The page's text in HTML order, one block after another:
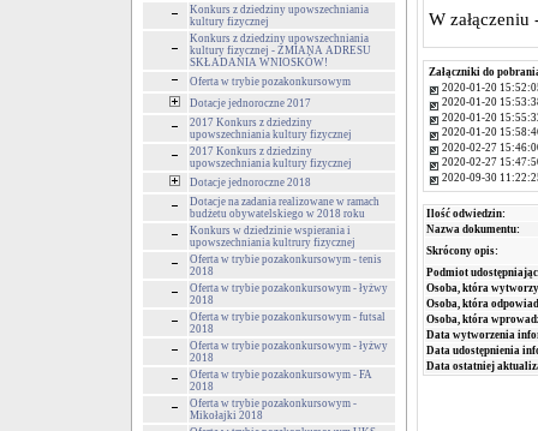
Konkurs z dziedziny upowszechniania
kultury fizycznej
Konkurs z dziedziny upowszechniania
kultury fizycznej - ZMIANA ADRESU
SKŁADANIA WNIOSKÓW!
Oferta w trybie pozakonkursowym
Dotacje jednoroczne 2017
2017 Konkurs z dziedziny
upowszechniania kultury fizycznej
2017 Konkurs z dziedziny
upowszechniania kultury fizycznej
Dotacje jednoroczne 2018
Dotacje na zadania realizowane w ramach
budżetu obywatelskiego w 2018 roku
Konkurs w dziedzinie wspierania i
upowszechniania kultrury fizycznej
Oferta w trybie pozakonkursowym - tenis
2018
Oferta w trybie pozakonkursowym - łyżwy
2018
Oferta w trybie pozakonkursowym - futsal
2018
Oferta w trybie pozakonkursowym - łyżwy
2018
Oferta w trybie pozakonkursowym - FA
2018
Oferta w trybie pozakonkursowym -
Mikołajki 2018
W
Załączniki do
2020-01-20
2020-01-20
2020-01-20
2020-01-20
2020-02-27
2020-02-27
2020-09-30
Ilość odwiedzin:
Nazwa dokumentu:
Skrócony opis:
Podmiot
Osoba, która
Osoba, która
Osoba, która
Data wytworzenia
Data udostępnienia
Data ostatniej